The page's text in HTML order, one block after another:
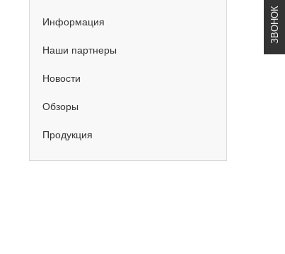
Информация
Наши партнеры
Новости
Обзоры
Продукция
ЗВОНОК